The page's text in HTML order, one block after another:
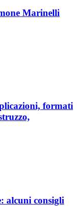
Marinelli
formati
alcuni consigli